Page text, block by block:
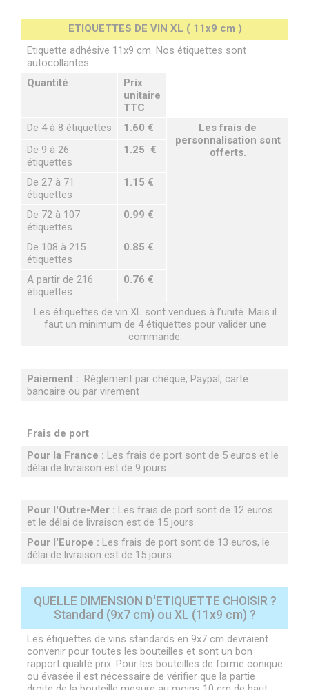
ETIQUETTES DE VIN XL ( 11x9 cm )
Etiquette adhésive 11x9 cm. Nos étiquettes sont
autocollantes.
Quantité
Prix
unitaire
TTC
De 4 à 8 étiquettes
1.60 €
Les frais de
personnalisation sont
offerts.
De 9 à 26
étiquettes
1.25 €
De 27 à 71
étiquettes
1.15 €
De 72 à 107
étiquettes
0.99 €
De 108 à 215
étiquettes
0.85 €
A partir de 216
étiquettes
0.76 €
Les étiquettes de vin XL sont vendues à l’unité. Mais il
faut un minimum de 4 étiquettes pour valider une
commande.
Paiement : Règlement par chèque, Paypal, carte
bancaire ou par virement
Frais de port
Pour la France : Les frais de port sont de 5 euros et le
délai de livraison est de 9 jours
Pour l'Outre-Mer : Les frais de port sont de 12 euros
et le délai de livraison est de 15 jours
Pour l'Europe : Les frais de port sont de 13 euros, le
délai de livraison est de 15 jours
QUELLE DIMENSION D'ETIQUETTE CHOISIR ?
Standard (9x7 cm) ou XL (11x9 cm) ?
Les étiquettes de vins standards en 9x7 cm devraient
convenir pour toutes les bouteilles et sont un bon
rapport qualité prix. Pour les bouteilles de forme conique
ou évasée il est nécessaire de vérifier que la partie